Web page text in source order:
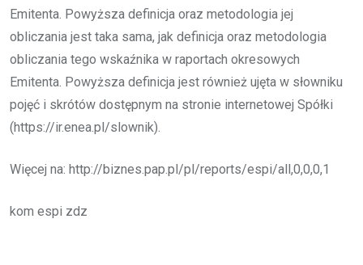
Emitenta. Powyższa definicja oraz metodologia jej
obliczania jest taka sama, jak definicja oraz metodologia
obliczania tego wskaźnika w raportach okresowych
Emitenta. Powyższa definicja jest również ujęta w słowniku
pojęć i skrótów dostępnym na stronie internetowej Spółki
(https://ir.enea.pl/slownik).
Więcej na: http://biznes.pap.pl/pl/reports/espi/all,0,0,0,1
kom espi zdz